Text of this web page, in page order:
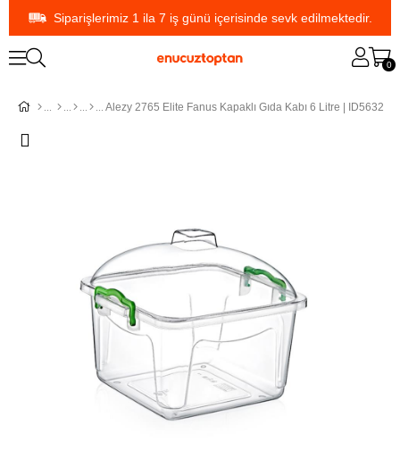
Siparişlerimiz 1 ila 7 iş günü içerisinde sevk edilmektedir.
0
Alezy 2765 Elite Fanus Kapaklı Gıda Kabı 6 Litre | ID5632